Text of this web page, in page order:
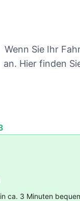
Wenn Sie Ihr
an. Hier finden
ca. 3 Minuten